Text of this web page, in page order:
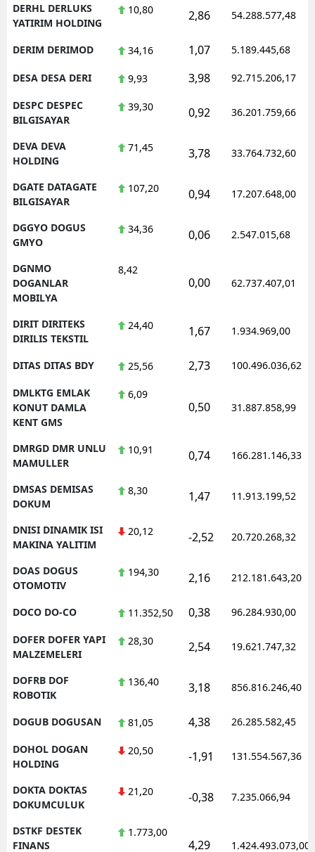
DERHL DERLUKS
YATIRIM HOLDING
10,80 2,86 54.288.577,48
DERIM DERIMOD 34,16 1,07 5.189.445,68
DESA DESA DERI 9,93 3,98 92.715.206,17
DESPC DESPEC
BILGISAYAR
39,30 0,92 36.201.759,66
DEVA DEVA
HOLDING
71,45 3,78 33.764.732,60
DGATE DATAGATE
BILGISAYAR
107,20 0,94 17.207.648,00
DGGYO DOGUS
GMYO
34,36 0,06 2.547.015,68
DGNMO
DOGANLAR
MOBILYA
8,42
0,00 62.737.407,01
DIRIT DIRITEKS
DIRILIS TEKSTIL
24,40 1,67 1.934.969,00
DITAS DITAS BDY 25,56 2,73 100.496.036,62
DMLKTG EMLAK
KONUT DAMLA
KENT GMS
6,09
0,50 31.887.858,99
DMRGD DMR UNLU
MAMULLER
10,91 0,74 166.281.146,33
DMSAS DEMISAS
DOKUM
8,30 1,47 11.913.199,52
DNISI DINAMIK ISI
MAKINA YALITIM
20,12 -2,52 20.720.268,32
DOAS DOGUS
OTOMOTIV
194,30 2,16 212.181.643,20
DOCO DO-CO 11.352,50 0,38 96.284.930,00
DOFER DOFER YAPI
MALZEMELERI
28,30 2,54 19.621.747,32
DOFRB DOF
ROBOTIK
136,40 3,18 856.816.246,40
DOGUB DOGUSAN 81,05 4,38 26.285.582,45
DOHOL DOGAN
HOLDING
20,50 -1,91 131.554.567,36
DOKTA DOKTAS
DOKUMCULUK
21,20 -0,38 7.235.066,94
DSTKF DESTEK
FINANS
1.773,00
4,29 1.424.493.073,00